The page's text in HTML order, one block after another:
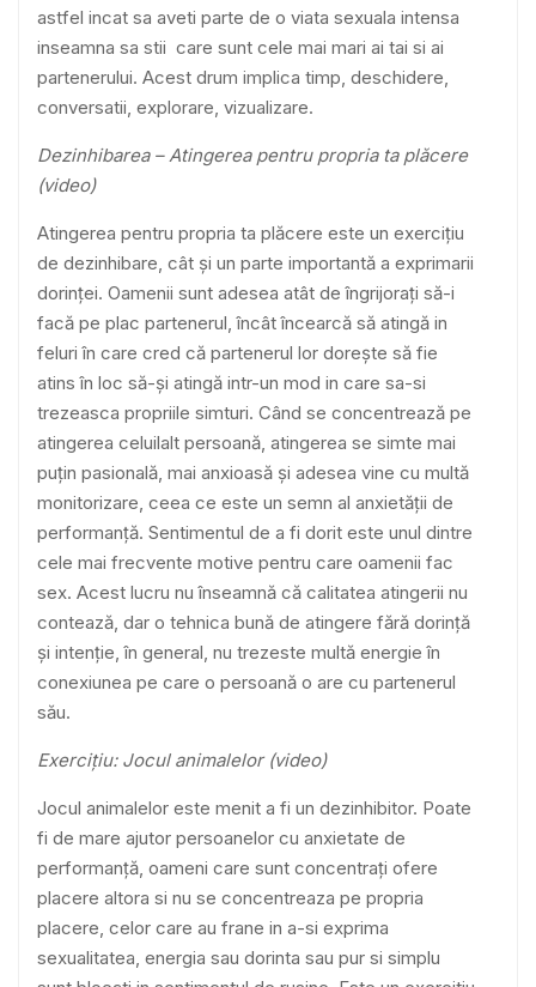
astfel incat sa aveti parte de o viata sexuala intensa
inseamna sa stii care sunt cele mai mari ai tai si ai
partenerului. Acest drum implica timp, deschidere,
conversatii, explorare, vizualizare.
Dezinhibarea – Atingerea pentru propria ta plăcere
(video)
Atingerea pentru propria ta plăcere este un exercițiu
de dezinhibare, cât și un parte importantă a exprimarii
dorinței. Oamenii sunt adesea atât de îngrijorați să-i
facă pe plac partenerul, încât încearcă să atingă in
feluri în care cred că partenerul lor dorește să fie
atins în loc să-și atingă intr-un mod in care sa-si
trezeasca propriile simturi. Când se concentrează pe
atingerea celuilalt persoană, atingerea se simte mai
puțin pasională, mai anxioasă și adesea vine cu multă
monitorizare, ceea ce este un semn al anxietății de
performanță. Sentimentul de a fi dorit este unul dintre
cele mai frecvente motive pentru care oamenii fac
sex. Acest lucru nu înseamnă că calitatea atingerii nu
contează, dar o tehnica bună de atingere fără dorință
și intenție, în general, nu trezeste multă energie în
conexiunea pe care o persoană o are cu partenerul
său.
Exercițiu: Jocul animalelor (video)
Jocul animalelor este menit a fi un dezinhibitor. Poate
fi de mare ajutor persoanelor cu anxietate de
performanță, oameni care sunt concentrați ofere
placere altora si nu se concentreaza pe propria
placere, celor care au frane in a-si exprima
sexualitatea, energia sau dorinta sau pur si simplu